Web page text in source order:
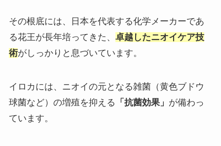
その根底には、日本を代表する化学メーカーであ
る花王が長年培ってきた、 卓越したニオイケア技
術がしっかりと息づいています。
イロカには、ニオイの元となる雑菌（黄色ブドウ
球菌など）の増殖を抑える 「抗菌効果」 が備わっ
ています。